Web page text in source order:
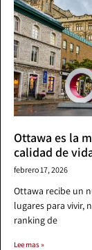
Ottawa es la
calidad de
febrero 17, 2026
Ottawa recibe un
lugares para vivir,
ranking de
Lee mas »